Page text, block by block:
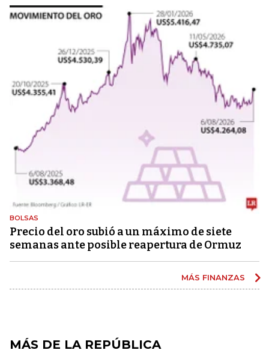
BOLSAS
Precio del oro subió a un máximo de siete
semanas ante posible reapertura de Ormuz
MÁS FINANZAS
MÁS DE LA REPÚBLICA